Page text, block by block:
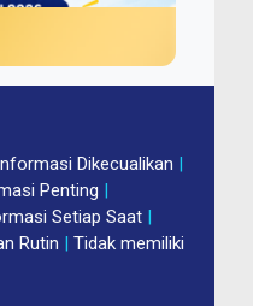
Dikecualikan |
Penting |
Setiap Saat |
Rutin | Tidak memiliki